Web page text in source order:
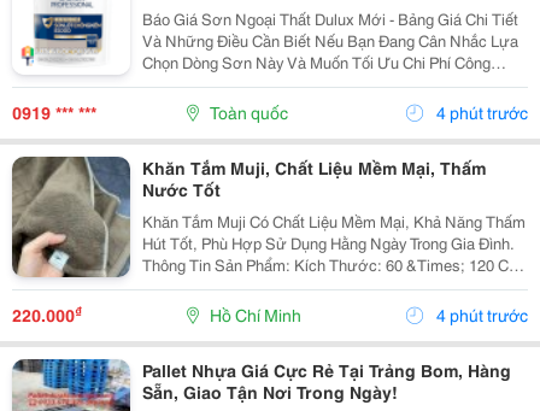
Báo Giá Sơn Ngoại Thất Dulux Mới - Bảng Giá Chi Tiết
Và Những Điều Cần Biết Nếu Bạn Đang Cân Nhắc Lựa
Chọn Dòng Sơn Này Và Muốn Tối Ưu Chi Phí Công
Trình, Bài Viết Dưới Đây Sẽ Tổng Hợp Chi Tiết Bảng Giá
Sơn Ngoại Thất Dulux Mới Nhất, Phân Tích Đặc...
0919 *** *** Toàn quốc 4 phút trước
Khăn Tắm Muji, Chất Liệu Mềm Mại, Thấm
Nước Tốt
Khăn Tắm Muji Có Chất Liệu Mềm Mại, Khả Năng Thấm
Hút Tốt, Phù Hợp Sử Dụng Hằng Ngày Trong Gia Đình.
Thông Tin Sản Phẩm: Kích Thước: 60 &Times; 120 Cm.
Trọng Lượng: Khoảng 440&Ndash;460 G. Chất Liệu
Mềm, Thấm Nước Tốt. Quy Cách: 1 Set Gồm...
220.000₫ Hồ Chí Minh 4 phút trước
Pallet Nhựa Giá Cực Rẻ Tại Trảng Bom, Hàng
Sẵn, Giao Tận Nơi Trong Ngày!